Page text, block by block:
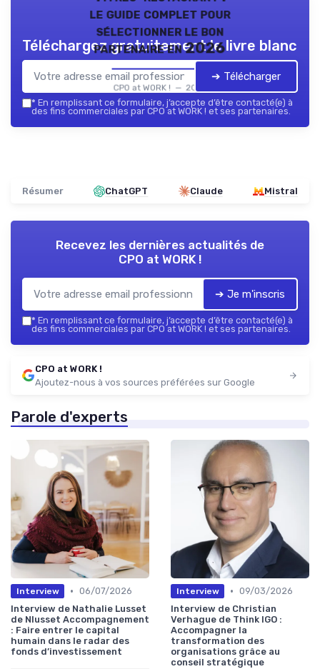
le guide complet pour
sélectionner le bon
partenaire en 2026
CPO at WORK ! — 2026
Téléchargez gratuitement le livre blanc
➔ Télécharger
* En remplissant ce formulaire, j’accepte d’être contacté(e) à
des fins commerciales par CPO at WORK ! et ses partenaires.
Résumer ChatGPT Claude Mistral
Recevez les dernières actualités de
CPO at WORK !
➔ Je m'inscris
* En remplissant ce formulaire, j’accepte d’être contacté(e) à
des fins commerciales par CPO at WORK ! et ses partenaires.
CPO at WORK !
Ajoutez-nous à vos sources préférées sur Google
Parole d'experts
Interview • 06/07/2026
Interview de Nathalie Lusset
de Nlusset Accompagnement
: Faire entrer le capital
humain dans le radar des
fonds d’investissement
Interview • 09/03/2026
Interview de Christian
Verhague de Think IGO :
Accompagner la
transformation des
organisations grâce au
conseil stratégique